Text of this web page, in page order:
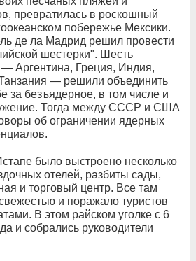
превратилась в роскошный
побережье Мексики.
де ла Мадрид решил провести
шестерки". Шесть
— Аргентина, Греция, Индия,
— решили объединить
за безъядерное, в том числе и
Тогда между СССР и США
об ограничении ядерных
было выстроено несколько
отелей, разбиты сады,
и торговый центр. Все там
и поражало туристов
В этом райском уголке с 6
и собрались руководители